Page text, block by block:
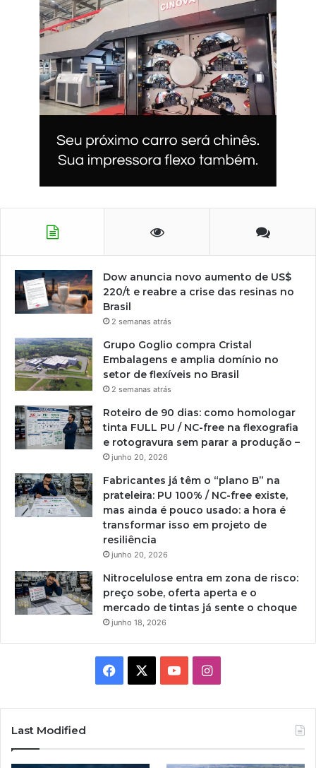
Dow anuncia novo aumento de US$
220/t e reabre a crise das resinas no
Brasil
2 semanas atrás
Grupo Goglio compra Cristal
Embalagens e amplia domínio no
setor de flexíveis no Brasil
2 semanas atrás
Roteiro de 90 dias: como homologar
tinta FULL PU / NC-free na flexografia
e rotogravura sem parar a produção –
junho 20, 2026
Fabricantes já têm o “plano B” na
prateleira: PU 100% / NC-free existe,
mas ainda é pouco usado: a hora é
transformar isso em projeto de
resiliência
junho 20, 2026
Nitrocelulose entra em zona de risco:
preço sobe, oferta aperta e o
mercado de tintas já sente o choque
junho 18, 2026
Facebook YouTubeInstagram
Last Modified